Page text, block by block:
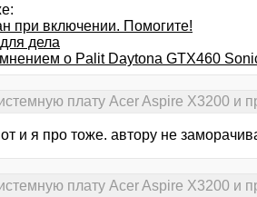
при включении. Помогите!
дела
о Palit Daytona GTX460
плату Acer Aspire X3200 и
и я про тоже. автору не
плату Acer Aspire X3200 и